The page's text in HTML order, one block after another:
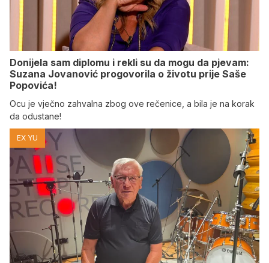
Donijela sam diplomu i rekli su da mogu da pjevam:
Suzana Jovanović progovorila o životu prije Saše
Popovića!
Ocu je vječno zahvalna zbog ove rečenice, a bila je na korak
da odustane!
EX YU